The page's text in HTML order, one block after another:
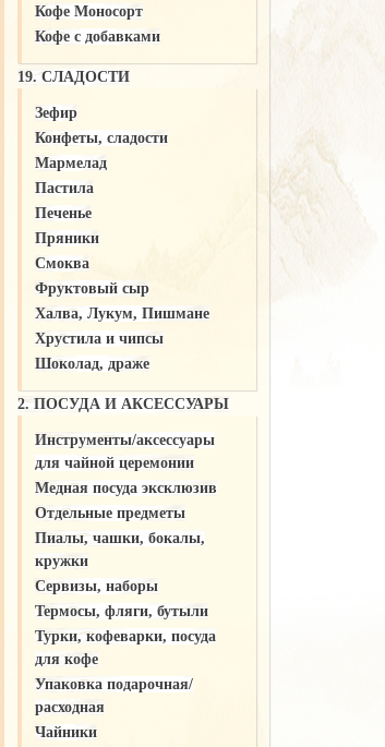
Кофе Моносорт
Кофе с добавками
19. СЛАДОСТИ
Зефир
Конфеты, сладости
Мармелад
Пастила
Печенье
Пряники
Смоква
Фруктовый сыр
Халва, Лукум, Пишмане
Хрустила и чипсы
Шоколад, драже
2. ПОСУДА И АКСЕССУАРЫ
Инструменты/аксессуары
для чайной церемонии
Медная посуда эксклюзив
Отдельные предметы
Пиалы, чашки, бокалы,
кружки
Сервизы, наборы
Термосы, фляги, бутыли
Турки, кофеварки, посуда
для кофе
Упаковка подарочная/
расходная
Чайники